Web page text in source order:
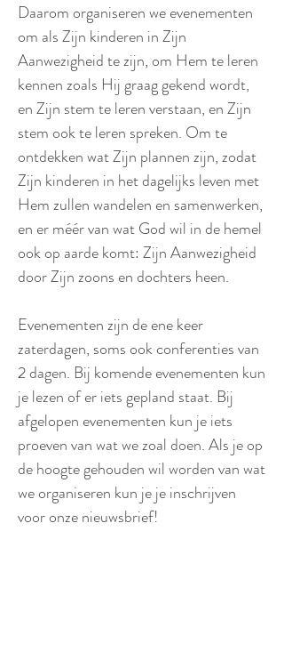
Daarom organiseren we evenementen
om als Zijn kinderen in Zijn
Aanwezigheid te zijn, om Hem te leren
kennen zoals Hij graag gekend wordt,
en Zijn stem te leren verstaan, en Zijn
stem ook te leren spreken. Om te
ontdekken wat Zijn plannen zijn, zodat
Zijn kinderen in het dagelijks leven met
Hem zullen wandelen en samenwerken,
en er méér van wat God wil in de hemel
ook op aarde komt: Zijn Aanwezigheid
door Zijn zoons en dochters heen.
Evenementen zijn de ene keer
zaterdagen, soms ook conferenties van
2 dagen. Bij komende evenementen kun
je lezen of er iets gepland staat. Bij
afgelopen evenementen kun je iets
proeven van wat we zoal doen. Als je op
de hoogte gehouden wil worden van wat
we organiseren kun je je inschrijven
voor onze nieuwsbrief!